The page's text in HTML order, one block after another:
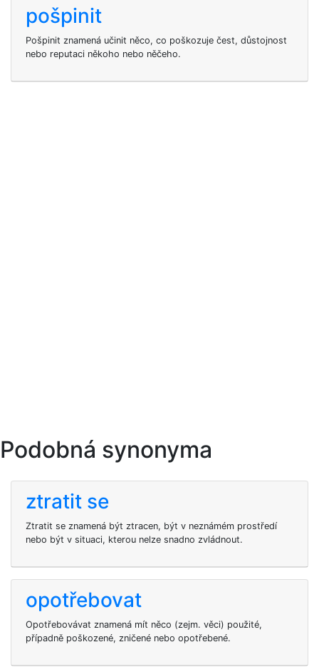
pošpinit
Pošpinit znamená učinit něco, co poškozuje čest, důstojnost
nebo reputaci někoho nebo něčeho.
Podobná synonyma
ztratit se
Ztratit se znamená být ztracen, být v neznámém prostředí
nebo být v situaci, kterou nelze snadno zvládnout.
opotřebovat
Opotřebovávat znamená mít něco (zejm. věci) použité,
případně poškozené, zničené nebo opotřebené.